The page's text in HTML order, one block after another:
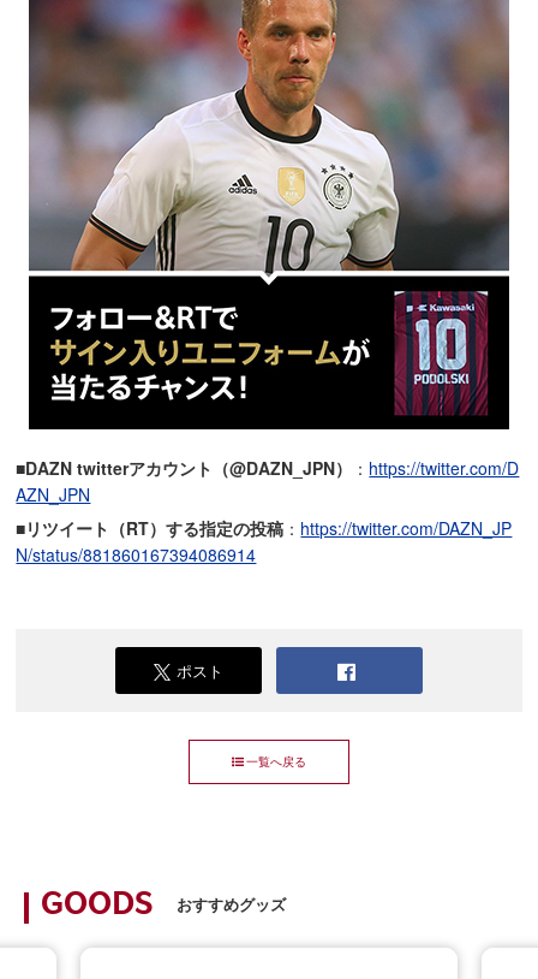
■DAZN twitterアカウント（@DAZN_JPN） ： https://twitter.com/D
AZN_JPN
■リツイート（RT）する指定の投稿 ： https://twitter.com/DAZN_JP
N/status/881860167394086914
ポスト
一覧へ戻る
GOODS おすすめグッズ